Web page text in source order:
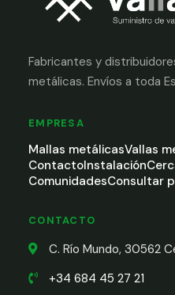
Fabricantes y
metálicas. Envíos a toda
EMPRESA
Mallas metálicasVallas
ContactoInstalación
ComunidadesConsultar
CONTACTO
C. Río Mundo, 30562
+34 684 45 27 21